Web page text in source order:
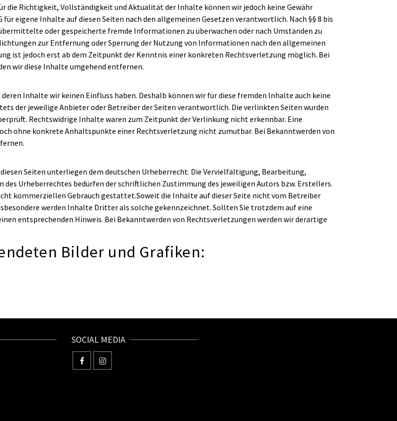
Richtigkeit, Vollständigkeit und Aktualität der Inhalte können wir jedoch keine Gewähr
für eigene Inhalte auf diesen Seiten nach den allgemeinen Gesetzen verantwortlich. Nach §§ 8 bis
oder gespeicherte fremde Informationen zu überwachen oder nach Umständen zu
zur Entfernung oder Sperrung der Nutzung von Informationen nach den allgemeinen
ist jedoch erst ab dem Zeitpunkt der Kenntnis einer konkreten Rechtsverletzung möglich. Bei
wir diese Inhalte umgehend entfernen.
Inhalte wir keinen Einfluss haben. Deshalb können wir für diese fremden Inhalte auch keine
der jeweilige Anbieter oder Betreiber der Seiten verantwortlich. Die verlinkten Seiten wurden
Rechtswidrige Inhalte waren zum Zeitpunkt der Verlinkung nicht erkennbar. Eine
ohne konkrete Anhaltspunkte einer Rechtsverletzung nicht zumutbar. Bei Bekanntwerden von
Seiten unterliegen dem deutschen Urheberrecht. Die Vervielfältigung, Bearbeitung,
des Urheberrechtes bedürfen der schriftlichen Zustimmung des jeweiligen Autors bzw. Erstellers.
kommerziellen Gebrauch gestattet.Soweit die Inhalte auf dieser Seite nicht vom Betreiber
werden Inhalte Dritter als solche gekennzeichnet. Sollten Sie trotzdem auf eine
entsprechenden Hinweis. Bei Bekanntwerden von Rechtsverletzungen werden wir derartige
Bilder und Grafiken:
SOCIAL MEDIA